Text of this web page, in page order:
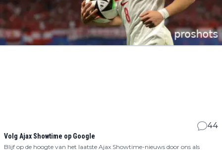
44
Volg Ajax Showtime op Google
Blijf op de hoogte van het laatste Ajax Showtime-nieuws door ons als